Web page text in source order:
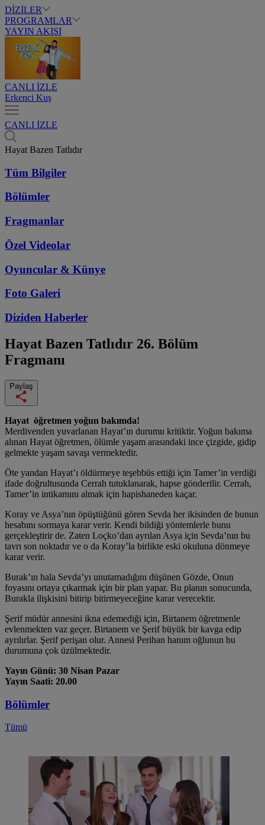
DİZİLER
PROGRAMLAR
YAYIN AKIŞI
CANLI İZLE
Erkenci Kuş
CANLI İZLE
Hayat Bazen Tatlıdır
Tüm Bilgiler
Bölümler
Fragmanlar
Özel Videolar
Oyuncular & Künye
Foto Galeri
Diziden Haberler
Hayat Bazen Tatlıdır 26. Bölüm
Fragmanı
Paylaş
Hayat öğretmen yoğun bakımda!
Merdivenden yuvarlanan Hayat’ın durumu kritiktir. Yoğun bakıma
alınan Hayat öğretmen, ölümle yaşam arasındaki ince çizgide, gidip
gelmekte yaşam savaşı vermektedir.
Öte yandan Hayat’ı öldürmeye teşebbüs ettiği için Tamer’in verdiği
ifade doğrultusunda Cerrah tutuklanarak, hapse gönderilir. Cerrah,
Tamer’in intikamını almak için hapishaneden kaçar.
Koray ve Asya’nın öpüştüğünü gören Sevda her ikisinden de bunun
hesabını sormaya karar verir. Kendi bildiği yöntemlerle bunu
gerçekleştirir de. Zaten Loçko’dan ayrılan Asya için Sevda’nın bu
tavrı son noktadır ve o da Koray’la birlikte eski okuluna dönmeye
karar verir.
Burak’ın hala Sevda’yı unutamadığını düşünen Gözde, Onun
foyasını ortaya çıkarmak için bir plan yapar. Bu planın sonucunda,
Burakla ilişkisini bitirip bitirmeyeceğine karar verecektir.
Şerif müdür annesini ikna edemediği için, Birtanem öğretmenle
evlenmekten vaz geçer. Birtanem ve Şerif büyük bir kavga edip
ayrılırlar. Şerif perişan olur. Annesi Perihan hanım oğlunun bu
durumuna çok üzülmektedir.
Yayın Günü: 30 Nisan Pazar
Yayın Saati: 20.00
Bölümler
Tümü